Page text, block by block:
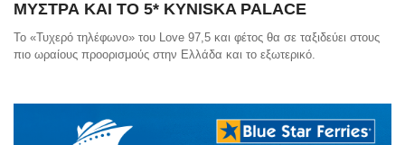
ΜΥΣΤΡΑ ΚΑΙ ΤΟ 5* KYNISKA PALACE
Το «Τυχερό τηλέφωνο» του Love 97,5 και φέτος θα σε ταξιδεύει στους
πιο ωραίους προορισμούς στην Ελλάδα και το εξωτερικό.